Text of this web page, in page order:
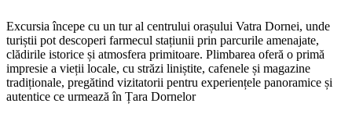
Excursia începe cu un tur al centrului orașului Vatra Dornei, unde
turiștii pot descoperi farmecul stațiunii prin parcurile amenajate,
clădirile istorice și atmosfera primitoare. Plimbarea oferă o primă
impresie a vieții locale, cu străzi liniștite, cafenele și magazine
tradiționale, pregătind vizitatorii pentru experiențele panoramice și
autentice ce urmează în Țara Dornelor